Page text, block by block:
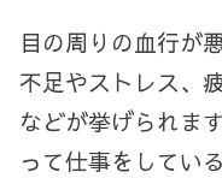
目の周りの血行が
不足やストレス、
などが挙げられま
って仕事をしてい